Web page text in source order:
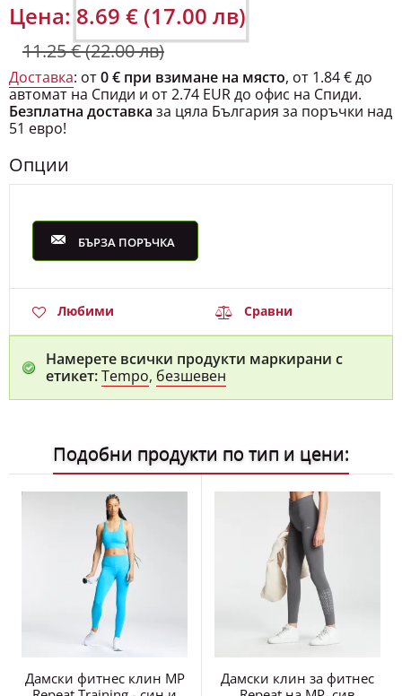
Цена: 8.69 € (17.00 лв)
11.25 € (22.00 лв)
Доставка: от0 € при взимане на място, от 1.84 € до
автомат на Спиди и от 2.74 EUR до офис на Спиди.
Безплатна доставка за цяла България за поръчки над
51 евро!
Опции
БЪРЗА ПОРЪЧКА
Любими Сравни
Намерете всички продукти маркирани с
етикет:Tempo, безшевен
Подобни продукти по тип и цени:
Дамски фитнес клин MP
Дамски клин за фитнес